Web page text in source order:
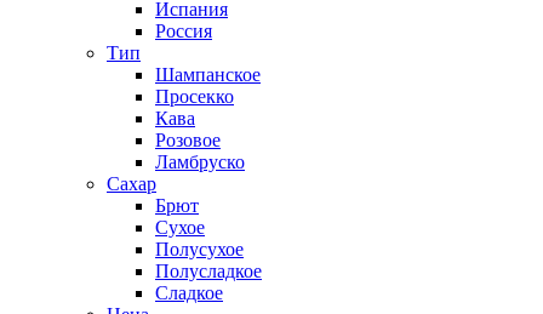
Испания
Россия
Тип
Шампанское
Просекко
Кава
Розовое
Ламбруско
Сахар
Брют
Сухое
Полусухое
Полусладкое
Сладкое